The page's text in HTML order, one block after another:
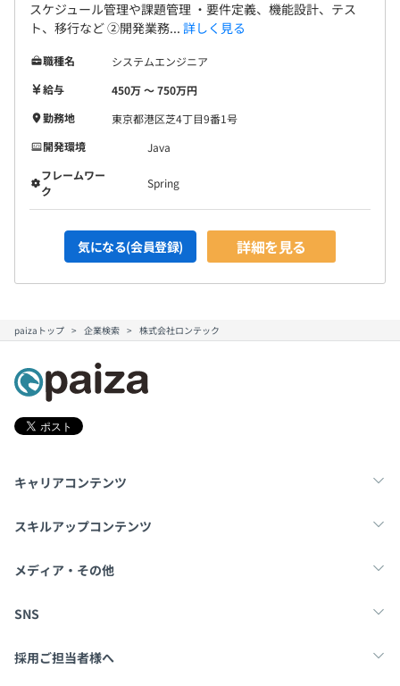
スケジュール管理や課題管理 ・要件定義、機能設計、テス
ト、移行など ②開発業務... 詳しく見る
職種名
システムエンジニア
給与
450万 〜 750万円
勤務地
東京都港区芝4丁目9番1号
開発環境
Java
フレームワー
ク
Spring
気になる(会員登録) 詳細を見る
paizaトップ 企業検索 株式会社ロンテック
キャリアコンテンツ
転職・キャリア
スキルアップコンテンツ
学習
メディア・その他
Tech Team Journal
SNS
X
採用ご担当者様へ